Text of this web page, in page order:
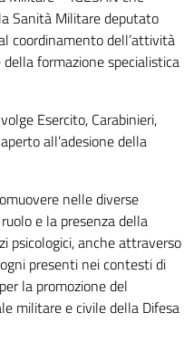
Sanità Militare deputato
coordinamento dell’attività
formazione specialistica
Esercito, Carabinieri,
all’adesione della
nelle diverse
e la presenza della
psicologici, anche attraverso
presenti nei contesti di
la promozione del
militare e civile della Difesa